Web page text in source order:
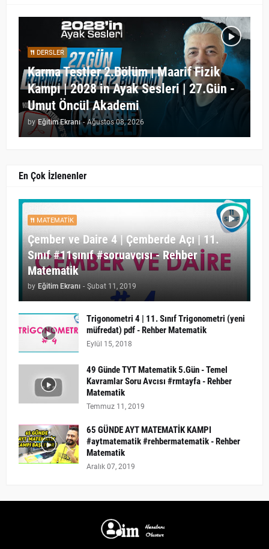
DERSLER
Karma Testler 2.Bölüm | Maarif Fizik
Kampı | 2028 in Ayak Sesleri | 27.Gün -
Umut Öncül Akademi
by Eğitim Ekranı - Ağustos 08, 2026
En Çok İzlenenler
MATEMATIK
Çember ve Daire 4 | Çemberde Açı | 11.
Sınıf #11sınıf #soruavcısı - Rehber
Matematik
by Eğitim Ekranı - Şubat 11, 2019
Trigonometri 4 | 11. Sınıf Trigonometri (yeni
müfredat) pdf - Rehber Matematik
Eylül 15, 2018
49 Günde TYT Matematik 5.Gün - Temel
Kavramlar Soru Avcısı #rmtayfa - Rehber
Matematik
Temmuz 11, 2019
65 GÜNDE AYT MATEMATİK KAMPI
#aytmatematik #rehbermatematik - Rehber
Matematik
Aralık 07, 2019